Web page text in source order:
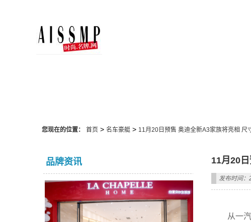
您现在的位置： 首页> 名车豪艇> 11月20日预售 奥迪全新A3家族将亮相 尺
品牌资讯 11月20
发布时间
从一